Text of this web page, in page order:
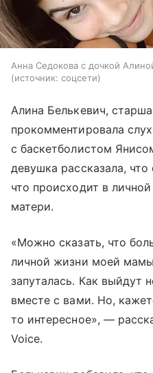
Анна Седокова с дочкой
источник: соцсети
Алина Белькевич,
прокомментировала
с баскетболистом
девушка рассказала, что
что происходит в
матери.
«Можно сказать, что
личной жизни моей
запуталась. Как выйдут
вместе с вами. Но,
то интересное», —
Voice.